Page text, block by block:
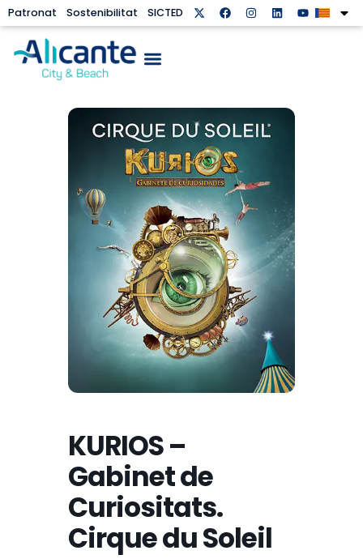
Patronat Sostenibilitat SICTED
KURIOS –
Gabinet de
Curiositats.
Cirque du Soleil